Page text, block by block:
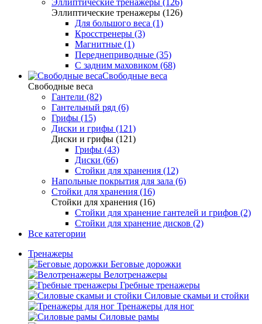
Эллиптические тренажеры (126)
Эллиптические тренажеры (126)
Для большого веса (1)
Кросстренеры (3)
Магнитные (1)
Переднеприводные (35)
С задним маховиком (68)
Свободные веса
Свободные веса
Гантели (82)
Гантельный ряд (6)
Грифы (15)
Диски и грифы (121)
Диски и грифы (121)
Грифы (43)
Диски (66)
Стойки для хранения (12)
Напольные покрытия для зала (6)
Стойки для хранения (16)
Стойки для хранения (16)
Стойки для хранение гантелей и грифов (2)
Стойки для хранение дисков (2)
Все категории
Тренажеры
Беговые дорожки
Велотренажеры
Гребные тренажеры
Силовые скамьи и стойки
Тренажеры для ног
Силовые рамы